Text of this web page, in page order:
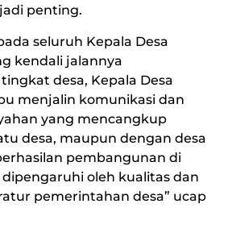
penting.
seluruh Kepala Desa
kendali jalannya
desa, Kepala Desa
menjalin komunikasi dan
yang mencangkup
desa, maupun dengan desa
pembangunan di
oleh kualitas dan
pemerintahan desa” ucap